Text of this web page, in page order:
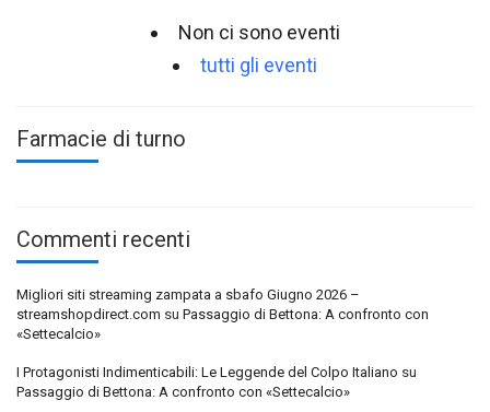
Non ci sono eventi
tutti gli eventi
Farmacie di turno
Commenti recenti
Migliori siti streaming zampata a sbafo Giugno 2026 –
streamshopdirect.com su Passaggio di Bettona: A confronto con
«Settecalcio»
I Protagonisti Indimenticabili: Le Leggende del Colpo Italiano su
Passaggio di Bettona: A confronto con «Settecalcio»